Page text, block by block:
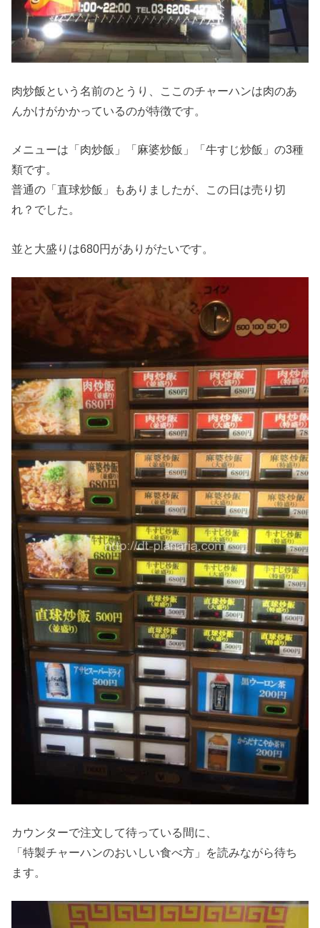
肉炒飯という名前のとうり、ここのチャーハンは肉のあ
んかけがかかっているのが特徴です。
メニューは「肉炒飯」「麻婆炒飯」「牛すじ炒飯」の3種
類です。
普通の「直球炒飯」もありましたが、この日は売り切
れ？でした。
並と大盛りは680円がありがたいです。
カウンターで注文して待っている間に、
「特製チャーハンのおいしい食べ方」を読みながら待ち
ます。